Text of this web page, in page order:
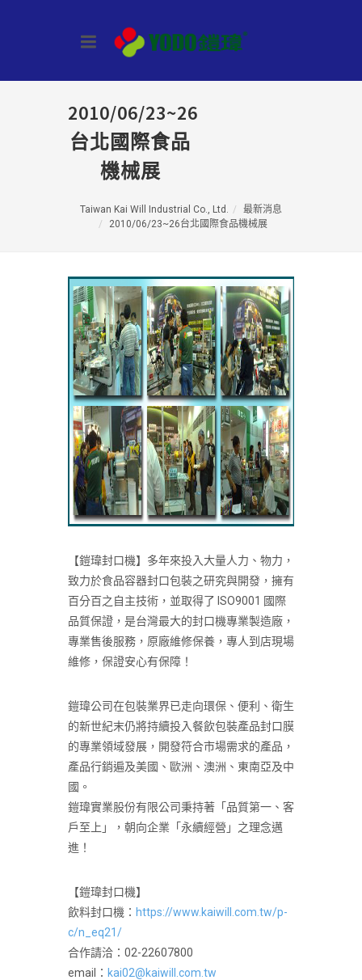
2010/06/23~26
台北國際食品
機械展
Taiwan Kai Will Industrial Co., Ltd.
最新消息
2010/06/23~26台北國際食品機械展
【鎧瑋封口機】多年來投入大量人力、物力，
致力於食品容器封口包裝之研究與開發，擁有
百分百之自主技術，並取得了 ISO9001 國際
品質保證，是台灣最大的封口機專業製造廠，
專業售後服務，原廠維修保養，專人到店現場
維修，保證安心有保障！
鎧瑋公司在包裝業界已走向環保、便利、衛生
的新世紀末仍將持續投入餐飲包裝產品封口膜
的專業領域發展，開發符合市場需求的產品，
產品行銷遍及美國、歐洲、澳洲、東南亞及中
國。
鎧瑋實業股份有限公司秉持著「品質第一、客
戶至上」，朝向企業「永續經營」之理念邁
進！
【鎧瑋封口機】
飲料封口機： https://www.kaiwill.com.tw/p-
c/n_eq21/
合作請洽： 02-22607800
email
： kai02@kaiwill.com.tw